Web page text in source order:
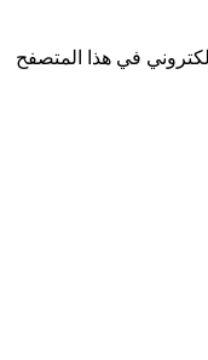
في هذا المتصفح